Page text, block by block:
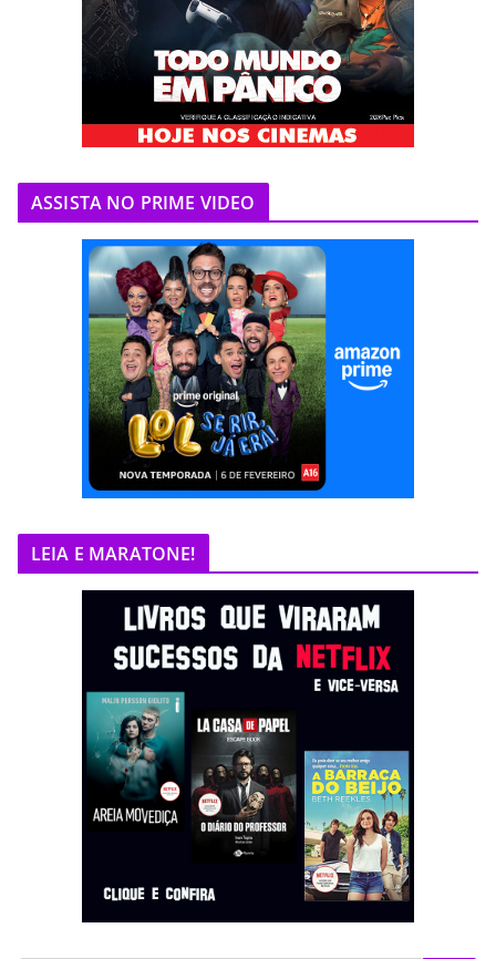
ASSISTA NO PRIME VIDEO
LEIA E MARATONE!